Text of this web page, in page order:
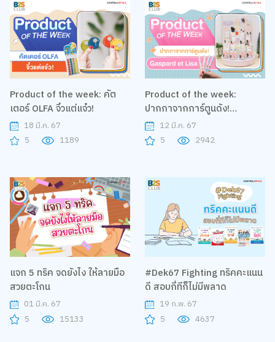
Product of the week: คัต
เตอร์ OLFA จิ๋วแต่แจ๋ว!
18 มี.ค. 67
5
1189
Product of the week:
ปากกาจากการ์ตูนดัง!
Gaspard et Lisa
12 มี.ค. 67
5
2942
แจก 5 ทริค จดยังไง ให้ลายมือ
สวยตะโกน
01 มี.ค. 67
5
15133
#Dek67 Fighting ทริคคะแนน
ดี สอบกี่ทีก็ไม่มีพลาด
19 ก.พ. 67
5
4637